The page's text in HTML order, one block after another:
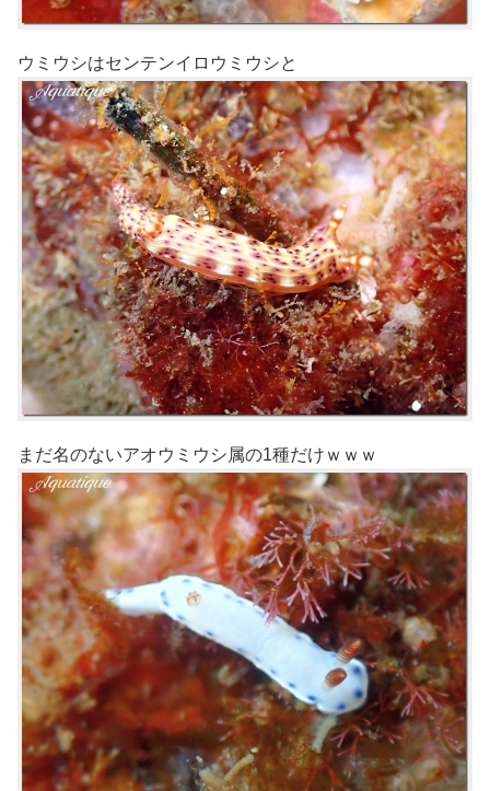
ウミウシはセンテンイロウミウシと
まだ名のないアオウミウシ属の1種だけｗｗｗ